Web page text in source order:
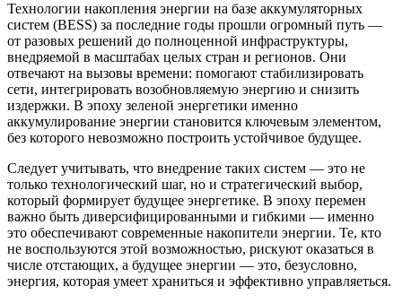
Технологии накопления энергии на базе аккумуляторных
систем (BESS) за последние годы прошли огромный путь —
от разовых решений до полноценной инфраструктуры,
внедряемой в масштабах целых стран и регионов. Они
отвечают на вызовы времени: помогают стабилизировать
сети, интегрировать возобновляемую энергию и снизить
издержки. В эпоху зеленой энергетики именно
аккумулирование энергии становится ключевым элементом,
без которого невозможно построить устойчивое будущее.
Следует учитывать, что внедрение таких систем — это не
только технологический шаг, но и стратегический выбор,
который формирует будущее энергетике. В эпоху перемен
важно быть диверсифицированными и гибкими — именно
это обеспечивают современные накопители энергии. Те, кто
не воспользуются этой возможностью, рискуют оказаться в
числе отстающих, а будущее энергии — это, безусловно,
энергия, которая умеет храниться и эффективно управляеться.